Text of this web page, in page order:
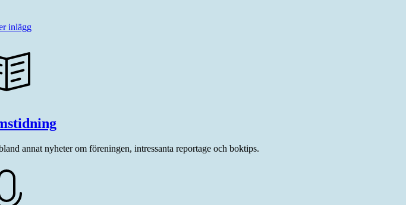
inlägg
annat nyheter om föreningen, intressanta reportage och boktips.